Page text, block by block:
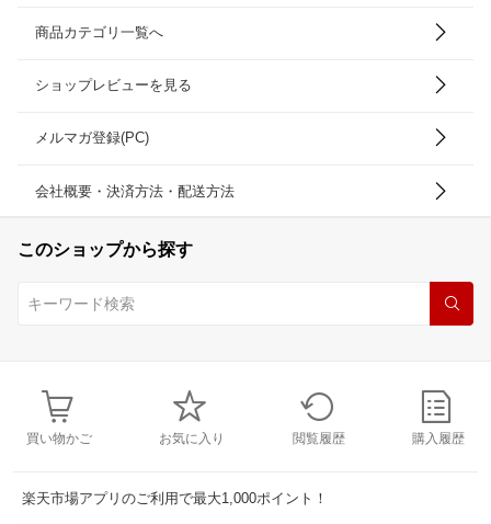
商品カテゴリ一覧へ
ショップレビューを見る
メルマガ登録(PC)
会社概要・決済方法・配送方法
このショップから探す
買い物かご お気に入り 閲覧履歴 購入履歴
楽天市場アプリのご利用で最大1,000ポイント！